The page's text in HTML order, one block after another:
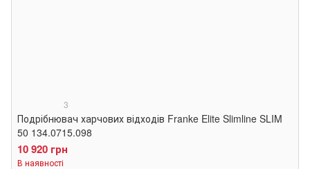
3
Подрібнювач харчових відходів Franke Elite Slimline SLIM
50 134.0715.098
10 920 грн
В наявності